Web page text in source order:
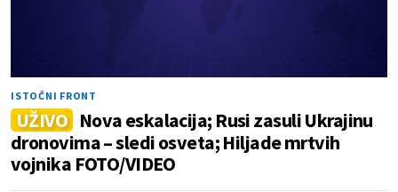
ISTOČNI FRONT
UŽIVO Nova eskalacija; Rusi zasuli Ukrajinu
dronovima – sledi osveta; Hiljade mrtvih
vojnika FOTO/VIDEO